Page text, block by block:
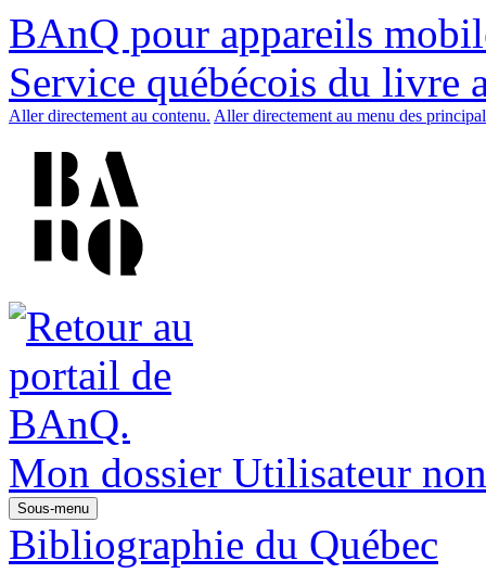
BAnQ pour appareils
Service québécois du livre
Aller directement au contenu. Aller directement au menu des
Mon dossier Utilisateur
Sous-menu
Bibliographie du Québec